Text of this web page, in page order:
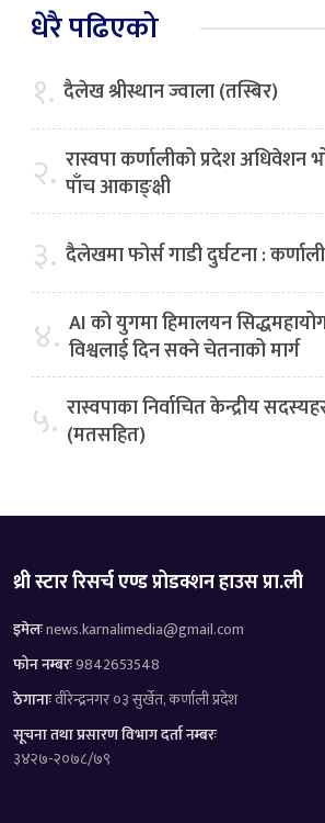
धेरै पढिएको
१. दैलेख श्रीस्थान ज्वाला (तस्बिर)
२. रास्वपा कर्णालीको प्रदेश अधिवेशन
पाँच आकाङ्क्षी
३. दैलेखमा फोर्स गाडी दुर्घटना :
४. AI को युगमा हिमालयन
विश्वलाई दिन सक्ने चेतनाको मार्ग
५. रास्वपाका निर्वाचित केन्द्रीय
(मतसहित)
थ्री स्टार रिसर्च एण्ड प्रोडक्शन हाउस प्रा.ली
इमेलःnews.karnalimedia@gmail.com
फोन नम्बरः9842653548
ठेगानाःवीरेन्द्रनगर ०३ सुर्खेत, कर्णाली प्रदेश
सूचना तथा प्रसारण विभाग दर्ता नम्बरः
३४२७-२०७८/७९